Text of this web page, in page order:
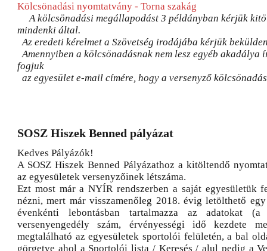
Kölcsönadási nyomtatvány - Torna szakág
A kölcsönadási megállapodást 3 példányban kérjük
mindenki által.
Az eredeti kérelmet a Szövetség irodájába kérjük
Amennyiben a kölcsönadásnak nem lesz egyéb akadálya
fogjuk
az egyesület e-mail címére, hogy a versenyző
SOSZ Hiszek Benned pályázat
Kedves Pályázók!
A SOSZ Hiszek Benned Pályázathoz a kitöltendő
az egyesületek versenyzőinek létszáma.
Ezt most már a NYÍR rendszerben a saját egyesületük
nézni, mert már visszamenőleg 2018. évig letölthető
évenkénti lebontásban tartalmazza az adatokat (a
versenyengedély szám, érvényességi idő kezdete
megtalálható az egyesületek sportolói felületén, a bal
görgetve ahol a Sportolói lista / Keresés / alul pedig a